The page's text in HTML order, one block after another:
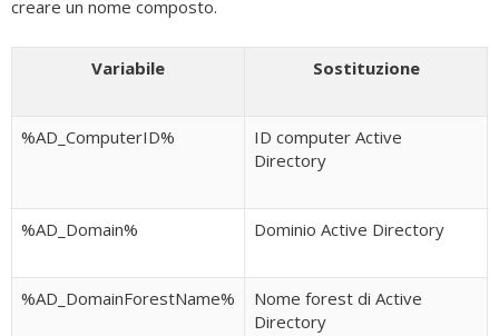
creare un nome composto.
Variabile Sostituzione
%AD_ComputerID%
ID computer Active
Directory
%AD_Domain% Dominio Active Directory
%AD_DomainForestName%
Nome forest di Active
Directory